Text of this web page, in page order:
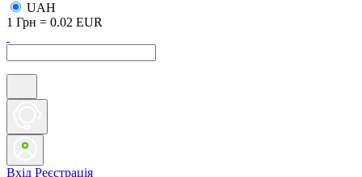
UAH
1 Грн = 0.02 EUR
Вхід Реєстрація